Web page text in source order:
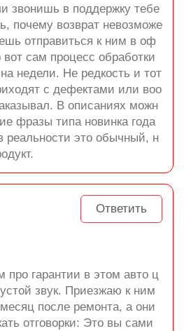
звонишь в поддержку тебе
почему возврат невозможе
отправиться к ним в оф
сам процесс обработки
недели. Не редкость и тот
с дефектами или воо
В описаниях можн
фразы типа новинка года
реальности это обычный, н
Ответить
про гарантии в этом авто ц
звук. Приезжаю к ним
после ремонта, а они
отговорки: Это вы сами